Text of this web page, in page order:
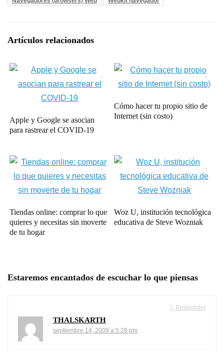
Artículos relacionados
Apple y Google se asocian
para rastrear el COVID-19
Cómo hacer tu propio sitio de
Internet (sin costo)
Tiendas online: comprar lo que
quieres y necesitas sin moverte
de tu hogar
Woz U, institución tecnológica
educativa de Steve Wozniak
Estaremos encantados de escuchar lo que piensas
Responder
THALSKARTH
septiembre 14, 2009 a 5:28 pm